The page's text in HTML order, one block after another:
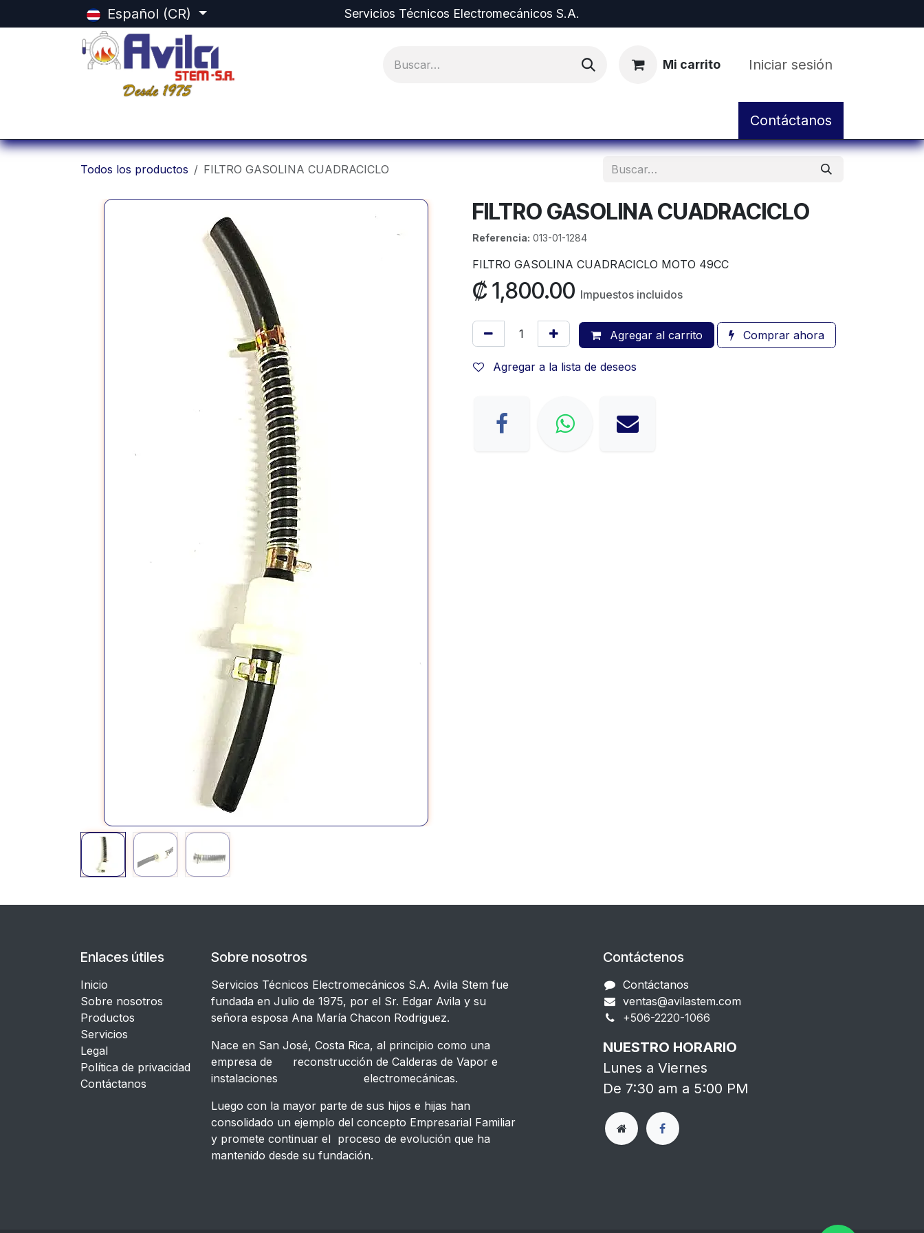
Español (CR) Servicios Técnicos Electromecánicos S.A.
Mi carrito Iniciar sesión
Servicio de Taller y Mantenimiento
Contáctanos
Todos los productos FILTRO GASOLINA CUADRACICLO
FILTRO GASOLINA CUADRACICLO
Referencia: 013-01-1284
FILTRO GASOLINA CUADRACICLO MOTO 49CC
₡ 1,800.00 Impuestos incluidos
Agregar al carrito Comprar ahora
Agregar a la lista de deseos
Enlaces útiles
Inicio
Sobre nosotros
Productos
Servicios
Legal
​Política de privacidad
Contáctanos
Sobre nosotros
Servicios Técnicos Electromecánicos S.A. Avila Stem fue
fundada en Julio de 1975, por el Sr. Edgar Avila y su
señora esposa Ana María Chacon Rodriguez.
Nace en San José, Costa Rica, al principio como una
empresa de reconstrucción de Calderas de Vapor e
instalaciones electromecánicas.
Luego con la mayor parte de sus hijos e hijas han
consolidado un ejemplo del concepto Empresarial Familiar
y promete continuar el proceso de evolución que ha
mantenido desde su fundación.
Contáctenos
Contáctanos
ventas@avilastem.com
+506-2220-1066​
NUESTRO HORARIO
Lunes a Viernes
De 7:30 am a 5:00 PM